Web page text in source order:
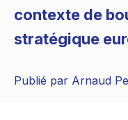
contexte de
stratégique
Publié par Arnaud